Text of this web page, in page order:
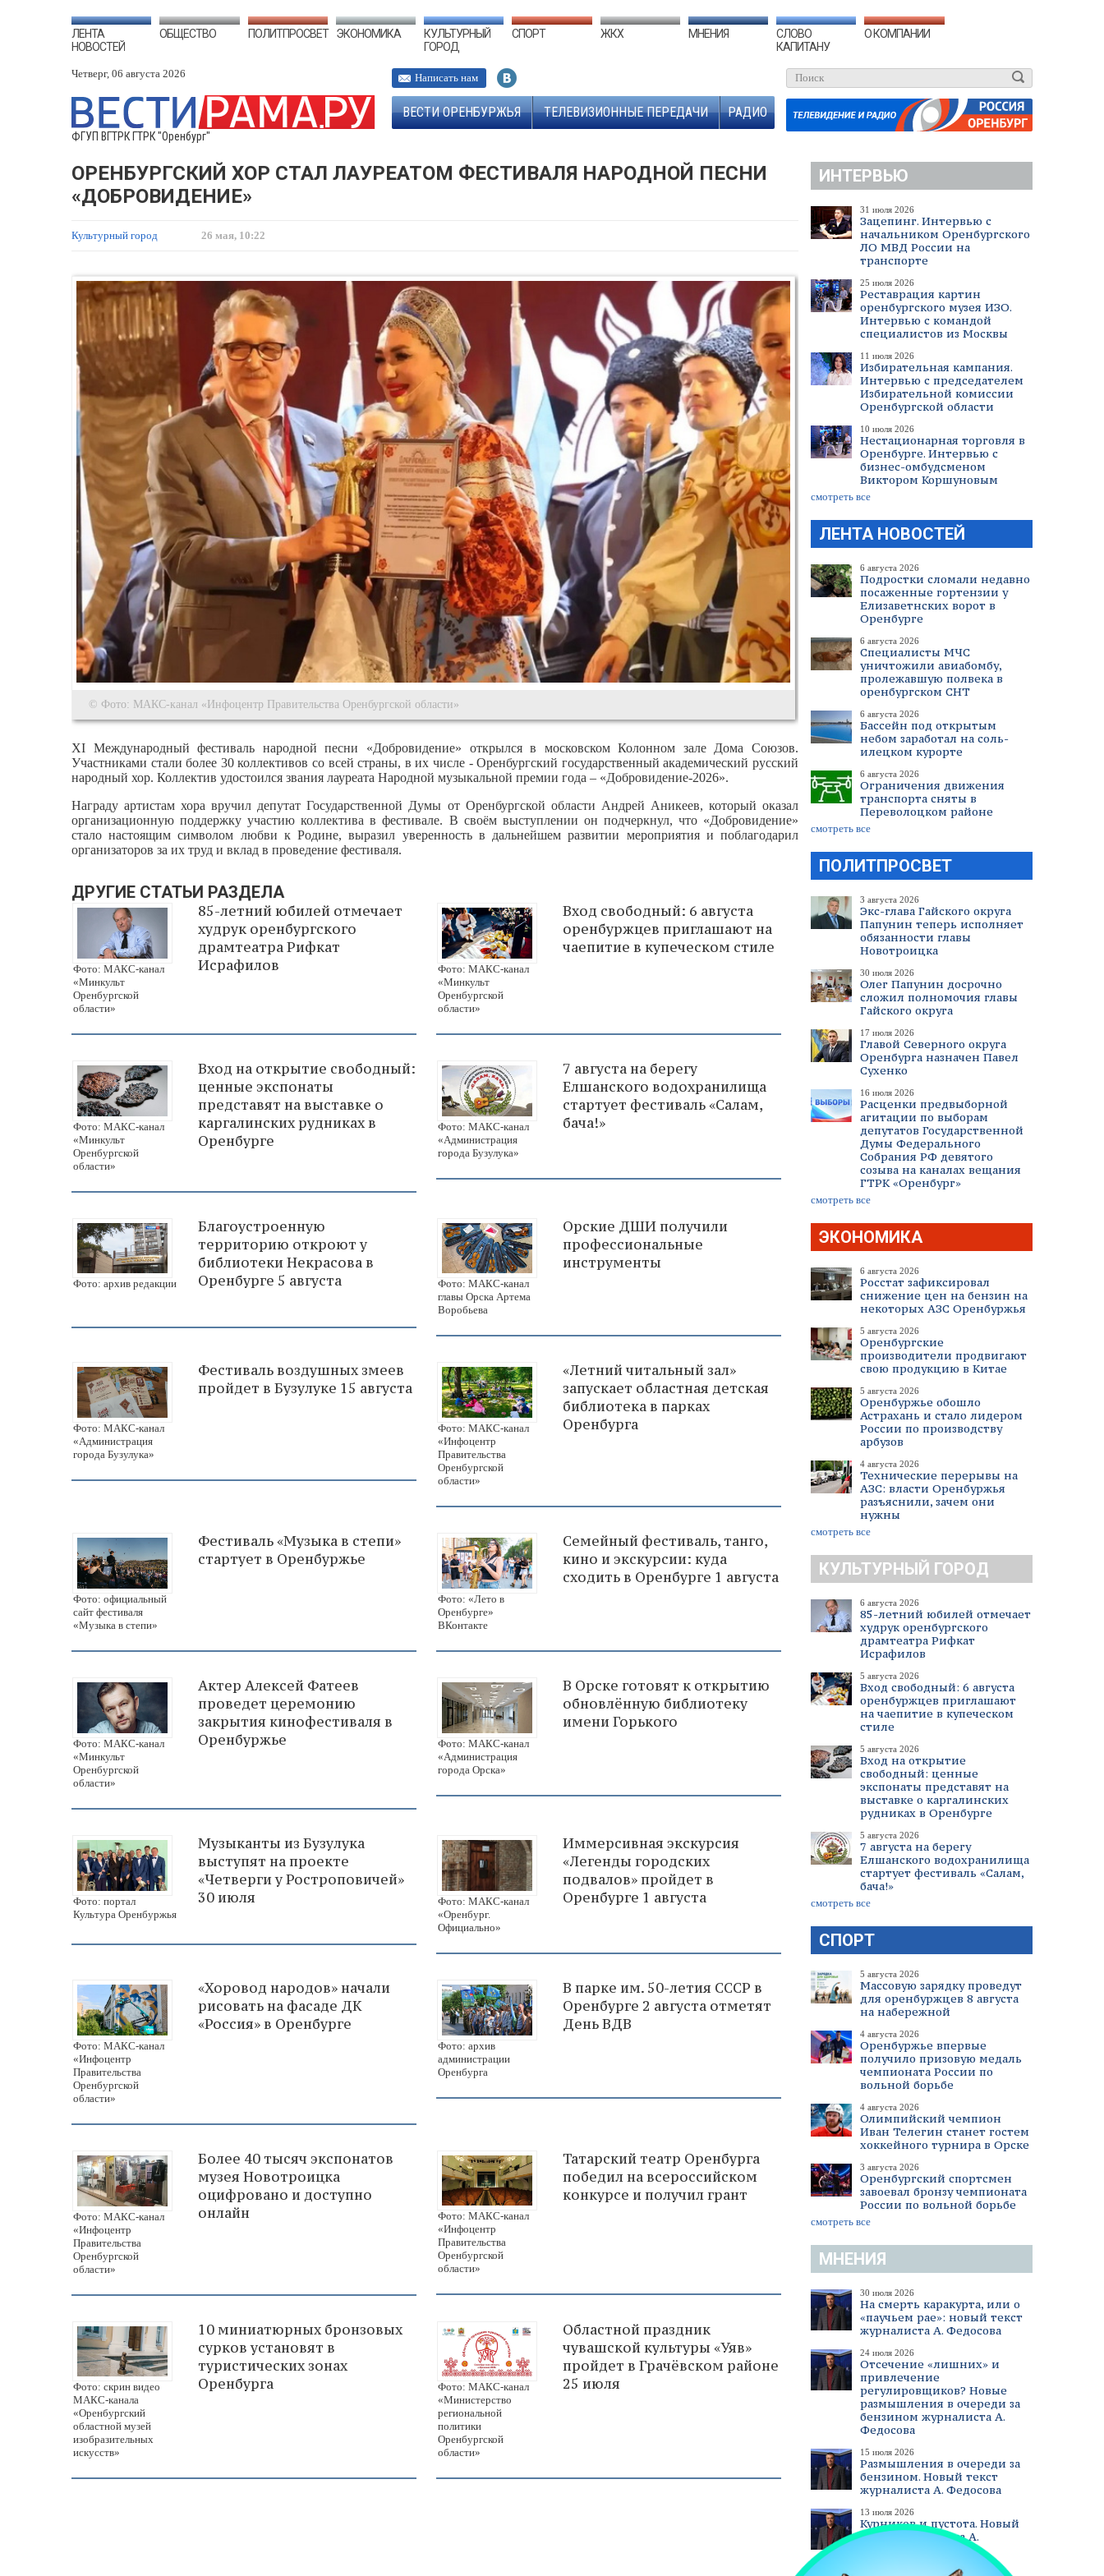
ЛЕНТА
НОВОСТЕЙ
ОБЩЕСТВО ПОЛИТПРОСВЕТ ЭКОНОМИКА
КУЛЬТУРНЫЙ
ГОРОД
СПОРТ ЖКХ МНЕНИЯ
СЛОВО
КАПИТАНУ
О КОМПАНИИ
Четверг, 06 августа 2026
ФГУП ВГТРК ГТРК "Оренбург"
Написать нам
ВЕСТИ ОРЕНБУРЖЬЯ ТЕЛЕВИЗИОННЫЕ ПЕРЕДАЧИ РАДИО
ИНТЕРВЬЮ
31 июля 2026
Зацепинг. Интервью с
начальником Оренбургского
ЛО МВД России на
транспорте
25 июля 2026
Реставрация картин
оренбургского музея ИЗО.
Интервью с командой
специалистов из Москвы
11 июля 2026
Избирательная кампания.
Интервью с председателем
Избирательной комиссии
Оренбургской области
10 июля 2026
Нестационарная торговля в
Оренбурге. Интервью с
бизнес-омбудсменом
Виктором Коршуновым
смотреть все
ЛЕНТА НОВОСТЕЙ
6 августа 2026
Подростки сломали недавно
посаженные гортензии у
Елизаветнских ворот в
Оренбурге
6 августа 2026
Специалисты МЧС
уничтожили авиабомбу,
пролежавшую полвека в
оренбургском СНТ
6 августа 2026
Бассейн под открытым
небом заработал на соль-
илецком курорте
6 августа 2026
Ограничения движения
транспорта сняты в
Переволоцком районе
смотреть все
ПОЛИТПРОСВЕТ
3 августа 2026
Экс-глава Гайского округа
Папунин теперь исполняет
обязанности главы
Новотроицка
30 июля 2026
Олег Папунин досрочно
сложил полномочия главы
Гайского округа
17 июля 2026
Главой Северного округа
Оренбурга назначен Павел
Сухенко
16 июля 2026
Расценки предвыборной
агитации по выборам
депутатов Государственной
Думы Федерального
Собрания РФ девятого
созыва на каналах вещания
ГТРК «Оренбург»
смотреть все
ЭКОНОМИКА
6 августа 2026
Росстат зафиксировал
снижение цен на бензин на
некоторых АЗС Оренбуржья
5 августа 2026
Оренбургские
производители продвигают
свою продукцию в Китае
5 августа 2026
Оренбуржье обошло
Астрахань и стало лидером
России по производству
арбузов
4 августа 2026
Технические перерывы на
АЗС: власти Оренбуржья
разъяснили, зачем они
нужны
смотреть все
КУЛЬТУРНЫЙ ГОРОД
6 августа 2026
85-летний юбилей отмечает
худрук оренбургского
драмтеатра Рифкат
Исрафилов
5 августа 2026
Вход свободный: 6 августа
оренбуржцев приглашают
на чаепитие в купеческом
стиле
5 августа 2026
Вход на открытие
свободный: ценные
экспонаты представят на
выставке о каргалинских
рудниках в Оренбурге
5 августа 2026
7 августа на берегу
Елшанского водохранилища
стартует фестиваль «Салам,
бача!»
смотреть все
СПОРТ
5 августа 2026
Массовую зарядку проведут
для оренбуржцев 8 августа
на набережной
4 августа 2026
Оренбуржье впервые
получило призовую медаль
чемпионата России по
вольной борьбе
4 августа 2026
Олимпийский чемпион
Иван Телегин станет гостем
хоккейного турнира в Орске
3 августа 2026
Оренбургский спортсмен
завоевал бронзу чемпионата
России по вольной борьбе
смотреть все
МНЕНИЯ
30 июля 2026
На смерть каракурта, или о
«паучьем рае»: новый текст
журналиста А. Федосова
24 июля 2026
Отсечение «лишних» и
привлечение
регулировщиков? Новые
размышления в очереди за
бензином журналиста А.
Федосова
15 июля 2026
Размышления в очереди за
бензином. Новый текст
журналиста А. Федосова
13 июля 2026
Курников и пустота. Новый
текст журналиста А.
смотреть все
ОРЕНБУРГСКИЙ ХОР СТАЛ ЛАУРЕАТОМ ФЕСТИВАЛЯ НАРОДНОЙ ПЕСНИ
«ДОБРОВИДЕНИЕ»
Культурный город 26 мая, 10:22
© Фото: МАКС-канал «Инфоцентр Правительства Оренбургской области»
XI Международный фестиваль народной песни «Добровидение» открылся в московском Колонном зале Дома Союзов.
Участниками стали более 30 коллективов со всей страны, в их числе - Оренбургский государственный академический русский
народный хор. Коллектив удостоился звания лауреата Народной музыкальной премии года – «Добровидение‑2026».
Награду артистам хора вручил депутат Государственной Думы от Оренбургской области Андрей Аникеев, который оказал
организационную поддержку участию коллектива в фестивале. В своём выступлении он подчеркнул, что «Добровидение»
стало настоящим символом любви к Родине, выразил уверенность в дальнейшем развитии мероприятия и поблагодарил
организаторов за их труд и вклад в проведение фестиваля.
ДРУГИЕ СТАТЬИ РАЗДЕЛА
Фото: МАКС-канал
«Минкульт
Оренбургской
области»
85-летний юбилей отмечает
худрук оренбургского
драмтеатра Рифкат
Исрафилов
Фото: МАКС-канал
«Минкульт
Оренбургской
области»
Вход свободный: 6 августа
оренбуржцев приглашают на
чаепитие в купеческом стиле
Фото: МАКС-канал
«Минкульт
Оренбургской
области»
Вход на открытие свободный:
ценные экспонаты
представят на выставке о
каргалинских рудниках в
Оренбурге
Фото: МАКС-канал
«Администрация
города Бузулука»
7 августа на берегу
Елшанского водохранилища
стартует фестиваль «Салам,
бача!»
Фото: архив редакции
Благоустроенную
территорию откроют у
библиотеки Некрасова в
Оренбурге 5 августа
Фото: МАКС-канал
главы Орска Артема
Воробьева
Орские ДШИ получили
профессиональные
инструменты
Фото: МАКС-канал
«Администрация
города Бузулука»
Фестиваль воздушных змеев
пройдет в Бузулуке 15 августа
Фото: МАКС-канал
«Инфоцентр
Правительства
Оренбургской
области»
«Летний читальный зал»
запускает областная детская
библиотека в парках
Оренбурга
Фото: официальный
сайт фестиваля
«Музыка в степи»
Фестиваль «Музыка в степи»
стартует в Оренбуржье
Фото: «Лето в
Оренбурге»
ВКонтакте
Семейный фестиваль, танго,
кино и экскурсии: куда
сходить в Оренбурге 1 августа
Фото: МАКС-канал
«Минкульт
Оренбургской
области»
Актер Алексей Фатеев
проведет церемонию
закрытия кинофестиваля в
Оренбуржье
Фото: МАКС-канал
«Администрация
города Орска»
В Орске готовят к открытию
обновлённую библиотеку
имени Горького
Фото: портал
Культура Оренбуржья
Музыканты из Бузулука
выступят на проекте
«Четверги у Ростроповичей»
30 июля
Фото: МАКС-канал
«Оренбург.
Официально»
Иммерсивная экскурсия
«Легенды городских
подвалов» пройдет в
Оренбурге 1 августа
Фото: МАКС-канал
«Инфоцентр
Правительства
Оренбургской
области»
«Хоровод народов» начали
рисовать на фасаде ДК
«Россия» в Оренбурге
Фото: архив
администрации
Оренбурга
В парке им. 50-летия СССР в
Оренбурге 2 августа отметят
День ВДВ
Фото: МАКС-канал
«Инфоцентр
Правительства
Оренбургской
области»
Более 40 тысяч экспонатов
музея Новотроицка
оцифровано и доступно
онлайн
Фото: МАКС-канал
«Инфоцентр
Правительства
Оренбургской
области»
Татарский театр Оренбурга
победил на всероссийском
конкурсе и получил грант
Фото: скрин видео
МАКС-канала
«Оренбургский
областной музей
изобразительных
искусств»
10 миниатюрных бронзовых
сурков установят в
туристических зонах
Оренбурга
Фото: МАКС-канал
«Министерство
региональной
политики
Оренбургской
области»
Областной праздник
чувашской культуры «Уяв»
пройдет в Грачёвском районе
25 июля